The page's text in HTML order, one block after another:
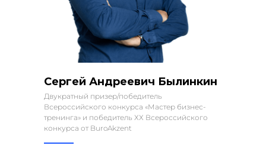
Сергей Андреевич Былинкин
Двукратный призер/победитель
Всероссийского конкурса «Мастер бизнес-
тренинга» и победитель ХХ Всероссийского
конкурса от BuroAkzent